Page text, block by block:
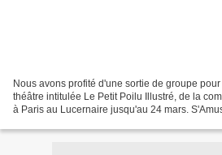
Nous avons profité d'une sortie de groupe
théâtre intitulée Le Petit Poilu Illustré, de la
à Paris au Lucernaire jusqu'au 24 mars.